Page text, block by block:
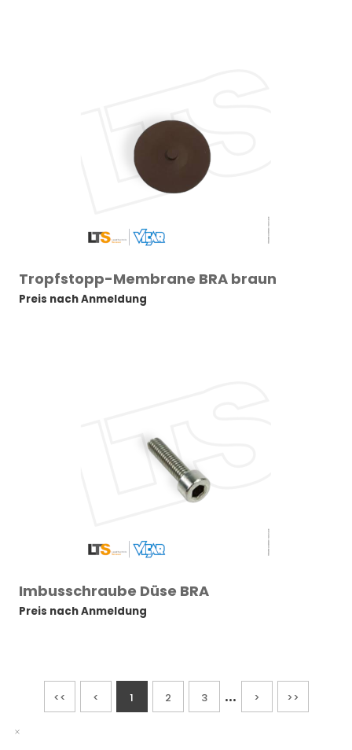
Tropfstopp-Membrane BRA braun
Preis nach Anmeldung
Imbusschraube Düse BRA
Preis nach Anmeldung
<< < 1 2 3 ... > >>